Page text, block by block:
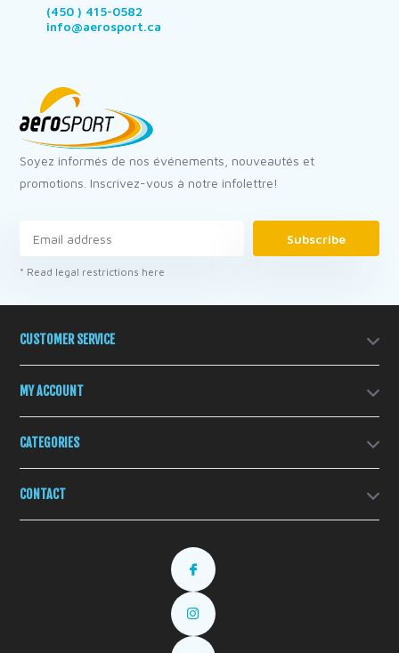
(450 ) 415-0582
info@aerosport.ca
Soyez informés de nos événements, nouveautés et
promotions. Inscrivez-vous à notre infolettre!
Subscribe
* Read legal restrictions here
CUSTOMER SERVICE
MY ACCOUNT
CATEGORIES
CONTACT